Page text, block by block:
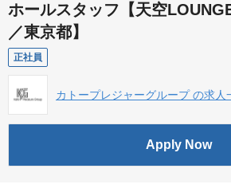
ホールスタッフ【天空
／東京都】
正社員
カトープレジャーグループ の求人
Apply Now